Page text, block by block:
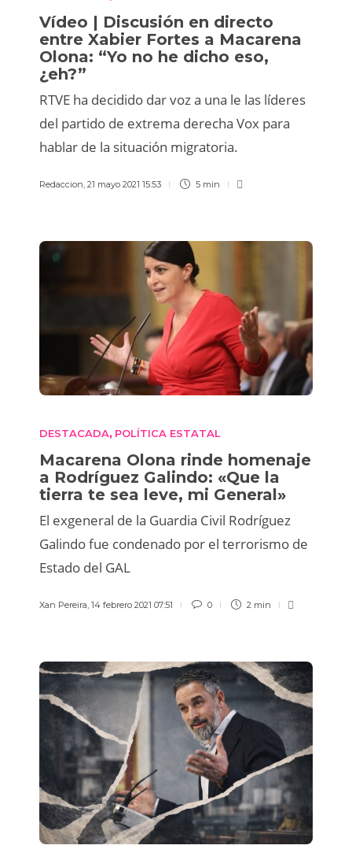
Vídeo | Discusión en directo
entre Xabier Fortes a Macarena
Olona: “Yo no he dicho eso,
¿eh?”
RTVE ha decidido dar voz a una le las líderes
del partido de extrema derecha Vox para
hablar de la situación migratoria.
Redaccion, 21 mayo 2021 15:53 5 min
DESTACADA, POLÍTICA ESTATAL
Macarena Olona rinde homenaje
a Rodríguez Galindo: «Que la
tierra te sea leve, mi General»
El exgeneral de la Guardia Civil Rodríguez
Galindo fue condenado por el terrorismo de
Estado del GAL
Xan Pereira 14 febrero 2021 07:51 0 2 min